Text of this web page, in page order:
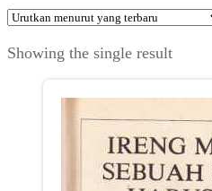
Showing the single result